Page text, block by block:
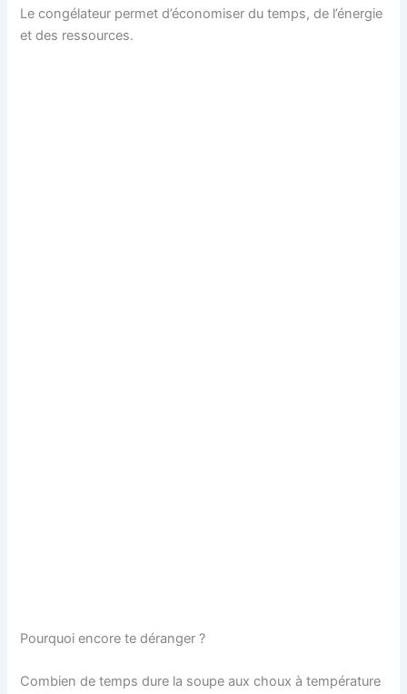
Le congélateur permet d’économiser du temps, de l’énergie
et des ressources.
Pourquoi encore te déranger ?
Combien de temps dure la soupe aux choux à température